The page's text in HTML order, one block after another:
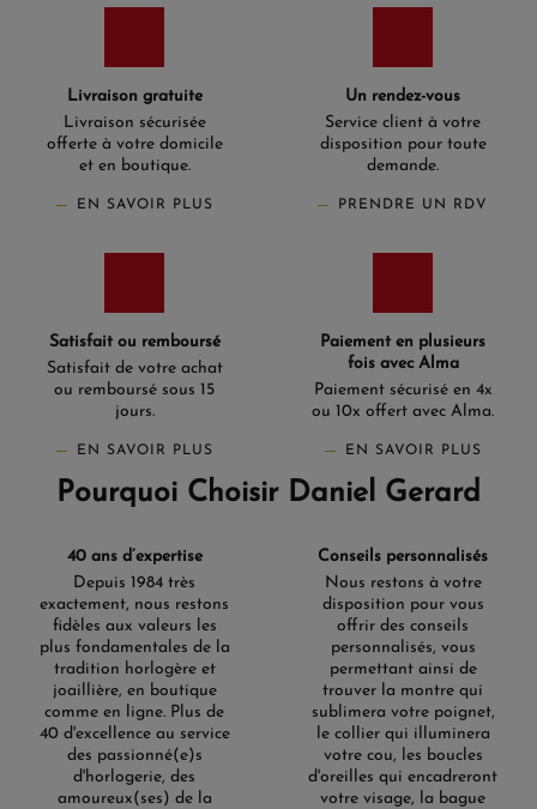
Livraison gratuite
Livraison sécurisée
offerte à votre domicile
et en boutique.
EN SAVOIR PLUS
Un rendez-vous
Service client à votre
disposition pour toute
demande.
PRENDRE UN RDV
Satisfait ou remboursé
Satisfait de votre achat
ou remboursé sous 15
jours.
EN SAVOIR PLUS
Paiement en plusieurs
fois avec Alma
Paiement sécurisé en 4x
ou 10x offert avec Alma.
EN SAVOIR PLUS
Pourquoi Choisir Daniel Gerard
40 ans d’expertise
Depuis 1984 très
exactement, nous restons
fidèles aux valeurs les
plus fondamentales de la
tradition horlogère et
joaillière, en boutique
comme en ligne. Plus de
40 d'excellence au service
des passionné(e)s
d'horlogerie, des
amoureux(ses) de la
Conseils personnalisés
Nous restons à votre
disposition pour vous
offrir des conseils
personnalisés, vous
permettant ainsi de
trouver la montre qui
sublimera votre poignet,
le collier qui illuminera
votre cou, les boucles
d'oreilles qui encadreront
votre visage, la bague